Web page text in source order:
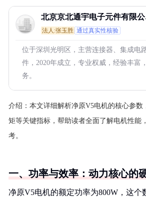
北京京北通宇电子元件有限公
深圳分公司
法人:张玉胜 通过真实性核验
位于深圳光明区，主营连接器、集成电
件，2020年成立，专业权威，经验丰富
务。
介绍： 本文详细解析净原V5电机的核心参数
矩等关键指标，帮助读者全面了解电机性能
考。
一、功率与效率：动力核心的
净原V5电机的额定功率为800W，这个